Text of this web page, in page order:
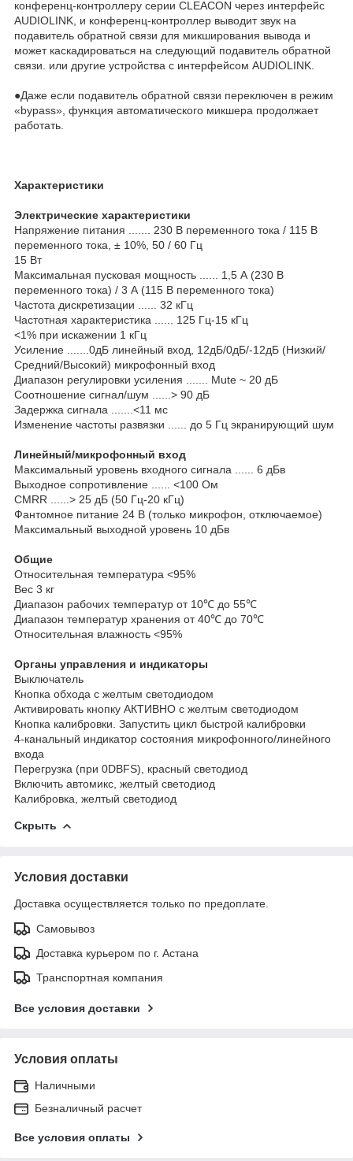
конференц-контроллеру серии CLEACON через интерфейс
AUDIOLINK, и конференц-контроллер выводит звук на
подавитель обратной связи для микширования вывода и
может каскадироваться на следующий подавитель обратной
связи. или другие устройства с интерфейсом AUDIOLINK.
●Даже если подавитель обратной связи переключен в режим
«bypass», функция автоматического микшера продолжает
работать.
Характеристики
Электрические характеристики
Напряжение питания ....... 230 В переменного тока / 115 В
переменного тока, ± 10%, 50 / 60 Гц
15 Вт
Максимальная пусковая мощность ...... 1,5 А (230 В
переменного тока) / 3 А (115 В переменного тока)
Частота дискретизации ...... 32 кГц
Частотная характеристика ...... 125 Гц-15 кГц
<1% при искажении 1 кГц
Усиление .......0дБ линейный вход, 12дБ/0дБ/-12дБ (Низкий/
Средний/Высокий) микрофонный вход
Диапазон регулировки усиления ....... Mute ~ 20 дБ
Соотношение сигнал/шум ......> 90 дБ
Задержка сигнала .......<11 мс
Изменение частоты развязки ...... до 5 Гц экранирующий шум
Линейный/микрофонный вход
Максимальный уровень входного сигнала ...... 6 дБв
Выходное сопротивление ...... <100 Ом
CMRR ......> 25 дБ (50 Гц-20 кГц)
Фантомное питание 24 В (только микрофон, отключаемое)
Максимальный выходной уровень 10 дБв
Общие
Относительная температура <95%
Вес 3 кг
Диапазон рабочих температур от 10℃ до 55℃
Диапазон температур хранения от 40℃ до 70℃
Относительная влажность <95%
Органы управления и индикаторы
Выключатель
Кнопка обхода с желтым светодиодом
Активировать кнопку АКТИВНО с желтым светодиодом
Кнопка калибровки. Запустить цикл быстрой калибровки
4-канальный индикатор состояния микрофонного/линейного
входа
Перегрузка (при 0DBFS), красный светодиод
Включить автомикс, желтый светодиод
Калибровка, желтый светодиод
Скрыть
Условия доставки
Доставка осуществляется только по предоплате.
Самовывоз
Доставка курьером по г. Астана
Транспортная компания
Все условия доставки
Условия оплаты
Наличными
Безналичный расчет
Все условия оплаты